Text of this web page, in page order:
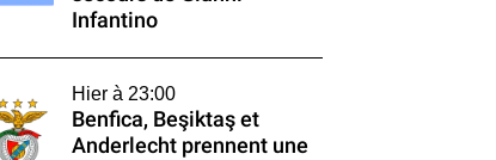
Infantino
Hier à 23:00
Benfica, Beşiktaş et
Anderlecht prennent une